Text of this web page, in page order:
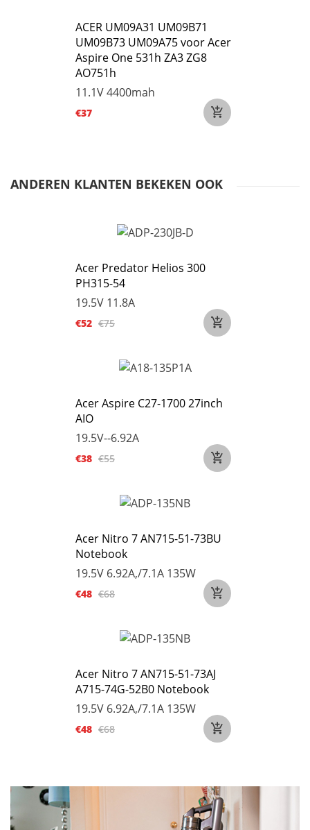
ACER UM09A31 UM09B71
UM09B73 UM09A75 voor Acer
Aspire One 531h ZA3 ZG8
AO751h
11.1V4400mah
€37
ANDEREN KLANTEN BEKEKEN OOK
Acer Predator Helios 300
PH315-54
19.5V 11.8A
€52 €75
Acer Aspire C27-1700 27inch
AIO
19.5V--6.92A
€38 €55
Acer Nitro 7 AN715-51-73BU
Notebook
19.5V 6.92A,/7.1A 135W
€48 €68
Acer Nitro 7 AN715-51-73AJ
A715-74G-52B0 Notebook
19.5V 6.92A,/7.1A 135W
€48 €68